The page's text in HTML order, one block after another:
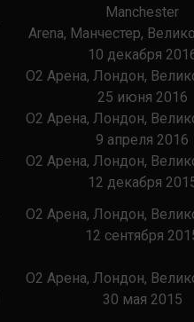
Manchester
Arena, Манчестер,
10 декабря
О2 Арена, Лондон,
25 июня 2016
О2 Арена, Лондон,
9 апреля 2016
О2 Арена, Лондон,
12 декабря
О2 Арена, Лондон,
12 сентября
О2 Арена, Лондон,
30 мая 2015